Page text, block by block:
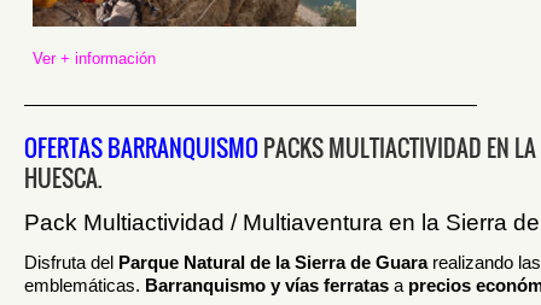
Ver + información
—————————————————————————
OFERTAS BARRANQUISMO PACKS MULTIACTIVIDAD EN
HUESCA.
Pack Multiactividad / Multiaventura en la Sierra
Disfruta del Parque Natural de la Sierra de Guararealizando
emblemáticas. Barranquismo y vías ferratas a precios